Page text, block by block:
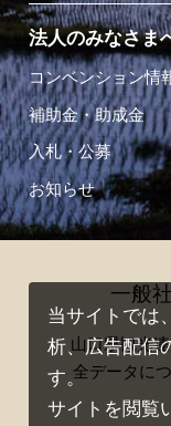
法人のみなさま
コンベンション情
補助金・助成金
入札・公募
お知らせ
一般
山口県観光
全データに
当サイトでは
析、広告配信
す。
サイトを閲覧